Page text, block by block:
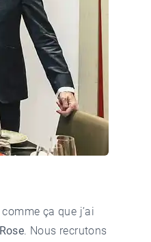
ça que j’ai
. Nous recrutons